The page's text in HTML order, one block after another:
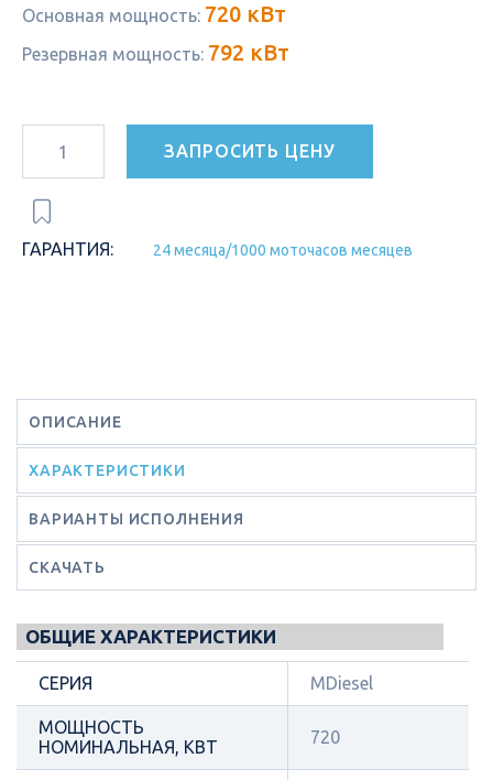
Основная мощность: 720 кВт
Резервная мощность: 792 кВт
ЗАПРОСИТЬ ЦЕНУ
ГАРАНТИЯ: 24 месяца/1000 моточасов месяцев
ОПИСАНИЕ
ХАРАКТЕРИСТИКИ
ВАРИАНТЫ ИСПОЛНЕНИЯ
СКАЧАТЬ
ОБЩИЕ ХАРАКТЕРИСТИКИ
СЕРИЯ MDiesel
МОЩНОСТЬ
НОМИНАЛЬНАЯ, КВТ
720